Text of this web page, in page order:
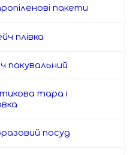
пакети
плівка
пакувальний
тара і
посуд